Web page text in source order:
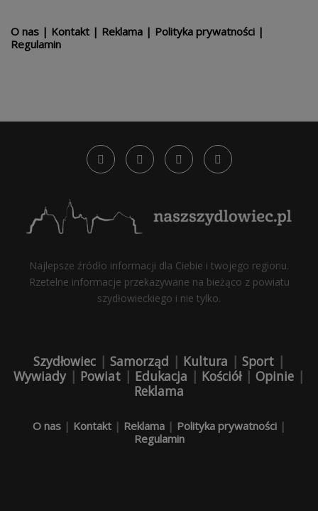
O nas | Kontakt | Reklama | Polityka prywatności |
Regulamin
Najlepsze źródło informacji dla Ciebie i twojego regionu.
Rzetelne informacje przekazywane na bieżąco z powiatu
szydłowieckiego i nie tylko.
Szydłowiec | Samorząd | Kultura | Sport |
Wywiady| Powiat | Edukacja | Kościół| Opinie |
Reklama
O nas| Kontakt| Reklama| Polityka prywatności|
Regulamin